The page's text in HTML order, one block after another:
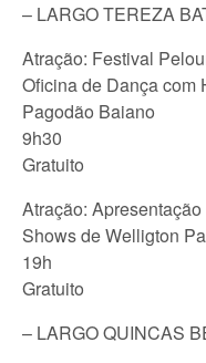
– LARGO TEREZA
Atração: Festival
Oficina de Dança com
Pagodão Baiano
9h30
Gratuito
Atração:
Shows de Welligton
19h
Gratuito
– LARGO QUINCAS